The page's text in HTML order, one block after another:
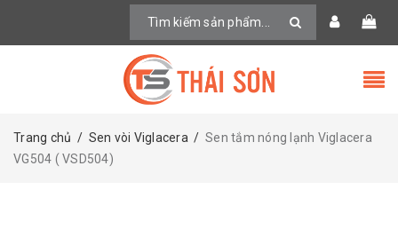
Trang chủ / Sen vòi Viglacera / Sen tắm nóng lạnh Viglacera
VG504 ( VSD504)